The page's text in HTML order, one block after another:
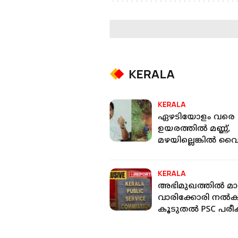
KERALA
KERALA
ഏഴടിയോളം വരെ
ഉയരത്തിൽ മണ്ണ്,
മഴയില്ലെങ്കിൽ
മന്ത്രി
KERALA
അഭിമുഖത്തില്‍
വാരിക്കോരി
കൂടുതല്‍ PSC